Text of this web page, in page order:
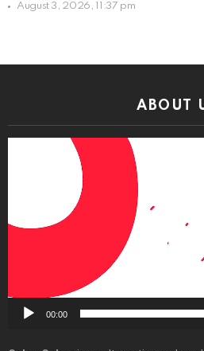
August 3, 2026, 11:37 pm
ABOUT
00:00